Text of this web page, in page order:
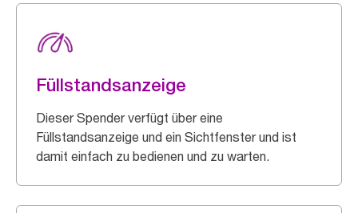
Füllstandsanzeige
Dieser Spender verfügt über eine
Füllstandsanzeige und ein Sichtfenster und ist
damit einfach zu bedienen und zu warten.